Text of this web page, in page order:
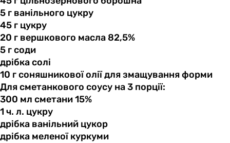
5 г ванільного цукру
45 г цукру
20 г вершкового масла 82,5%
5 гсоди
дрібка солі
10 гсоняшниковоїолії для змащування форми
Для сметанкового соусу на 3 порції:
300 мл сметани15%
1 ч. л. цукру
дрібка ванільний цукор
дрібка меленоїкуркуми